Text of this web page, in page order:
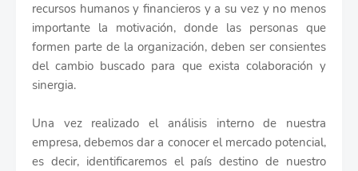
recursos humanos y financieros y a su vez y no menos
importante la motivación, donde las personas que
formen parte de la organización, deben ser consientes
del cambio buscado para que exista colaboración y
sinergia.
Una vez realizado el análisis interno de nuestra
empresa, debemos dar a conocer el mercado potencial,
es decir, identificaremos el país destino de nuestro